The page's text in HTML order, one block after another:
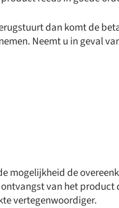
dan komt de
Neemt u in geval
mogelijkheid de
van het
vertegenwoordiger.